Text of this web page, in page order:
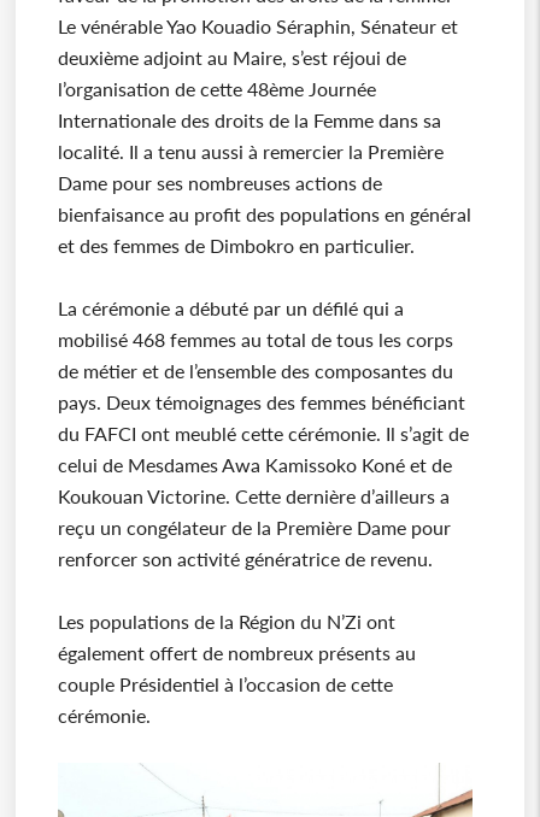
Le vénérable Yao Kouadio Séraphin, Sénateur et
deuxième adjoint au Maire, s’est réjoui de
l’organisation de cette 48ème Journée
Internationale des droits de la Femme dans sa
localité. Il a tenu aussi à remercier la Première
Dame pour ses nombreuses actions de
bienfaisance au profit des populations en général
et des femmes de Dimbokro en particulier.
La cérémonie a débuté par un défilé qui a
mobilisé 468 femmes au total de tous les corps
de métier et de l’ensemble des composantes du
pays. Deux témoignages des femmes bénéficiant
du FAFCI ont meublé cette cérémonie. Il s’agit de
celui de Mesdames Awa Kamissoko Koné et de
Koukouan Victorine. Cette dernière d’ailleurs a
reçu un congélateur de la Première Dame pour
renforcer son activité génératrice de revenu.
Les populations de la Région du N’Zi ont
également offert de nombreux présents au
couple Présidentiel à l’occasion de cette
cérémonie.